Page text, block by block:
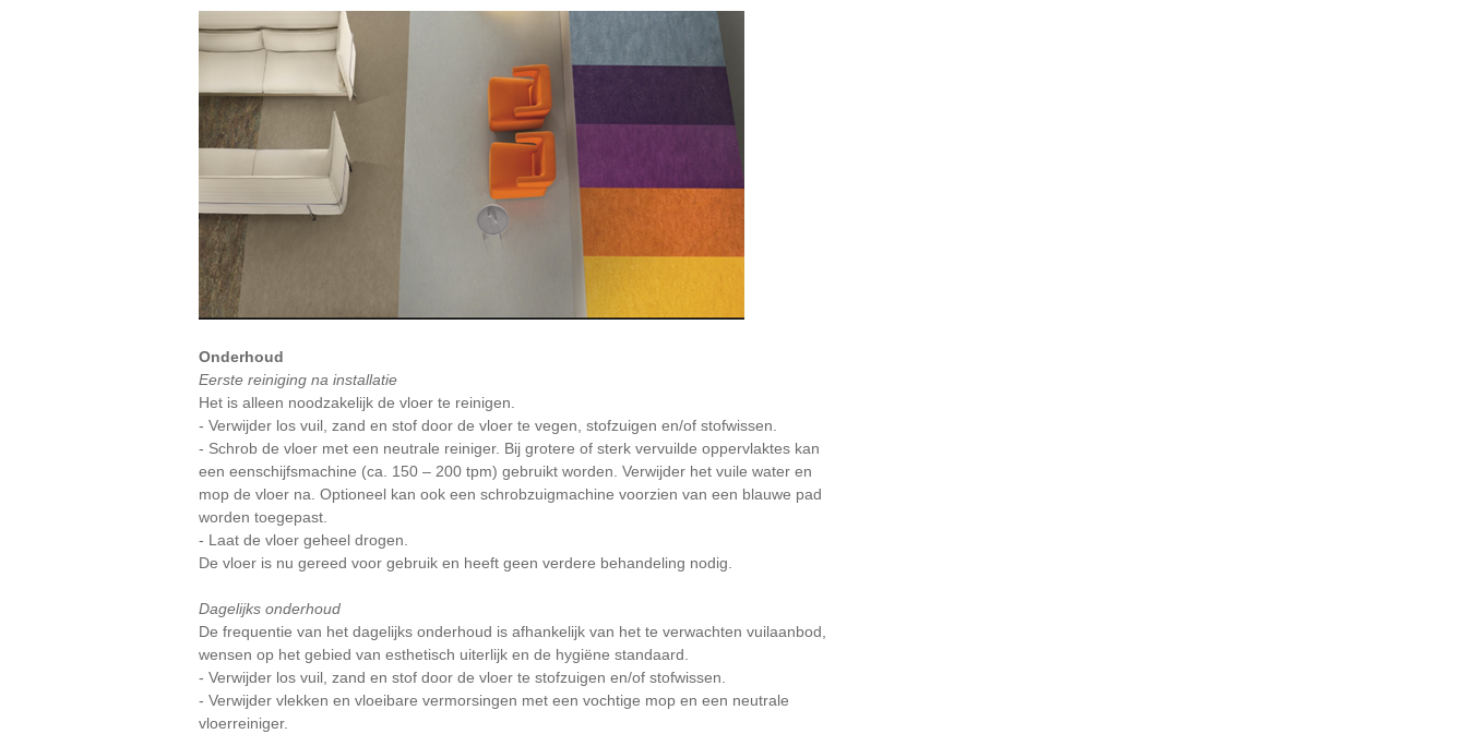
Onderhoud
Eerste reiniging na installatie
Het is alleen noodzakelijk de vloer te reinigen.
- Verwijder los vuil, zand en stof door de vloer te vegen, stofzuigen en/of stofwissen.
- Schrob de vloer met een neutrale reiniger. Bij grotere of sterk vervuilde oppervlaktes kan
een eenschijfsmachine (ca. 150 – 200 tpm) gebruikt worden. Verwijder het vuile water en
mop de vloer na. Optioneel kan ook een schrobzuigmachine voorzien van een blauwe pad
worden toegepast.
- Laat de vloer geheel drogen.
De vloer is nu gereed voor gebruik en heeft geen verdere behandeling nodig.
Dagelijks onderhoud
De frequentie van het dagelijks onderhoud is afhankelijk van het te verwachten vuilaanbod,
wensen op het gebied van esthetisch uiterlijk en de hygiëne standaard.
- Verwijder los vuil, zand en stof door de vloer te stofzuigen en/of stofwissen.
- Verwijder vlekken en vloeibare vermorsingen met een vochtige mop en een neutrale
vloerreiniger.